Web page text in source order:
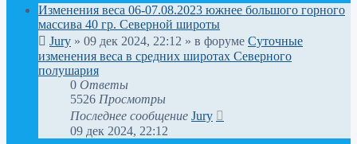
Изменения веса 06-07.08.2023 южнее большого горного
массива 40 гр. Северной широты
Jury » 09 дек 2024, 22:12 » в форуме Суточные
изменения веса в средних широтах Северного
полушария
0 Ответы
5526 Просмотры
Последнее сообщение Jury
09 дек 2024, 22:12